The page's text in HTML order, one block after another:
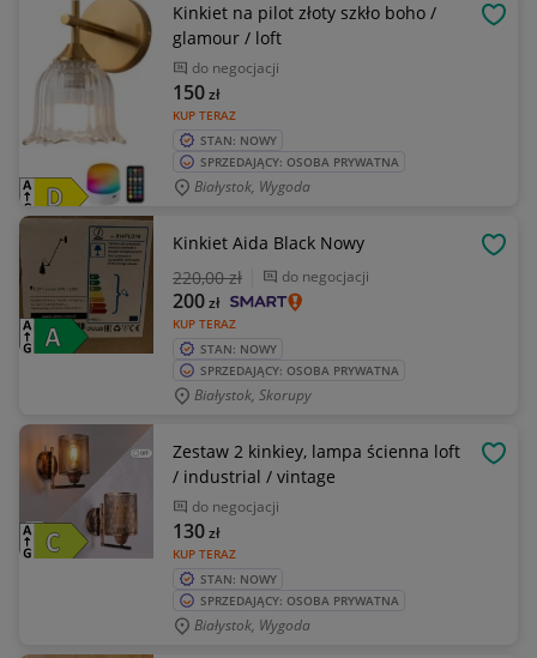
Kinkiet na pilot złoty szkło boho /
glamour / loft
do negocjacji
KUP TERAZ
150zł
STAN: NOWY
SPRZEDAJĄCY: OSOBA PRYWATNA
Białystok, Wygoda
Kinkiet Aida Black Nowy
220,00 zł do negocjacji
KUP TERAZ
200zł
STAN: NOWY
SPRZEDAJĄCY: OSOBA PRYWATNA
Białystok, Skorupy
Zestaw 2 kinkiey, lampa ścienna loft
/ industrial / vintage
do negocjacji
KUP TERAZ
130zł
STAN: NOWY
SPRZEDAJĄCY: OSOBA PRYWATNA
Białystok, Wygoda